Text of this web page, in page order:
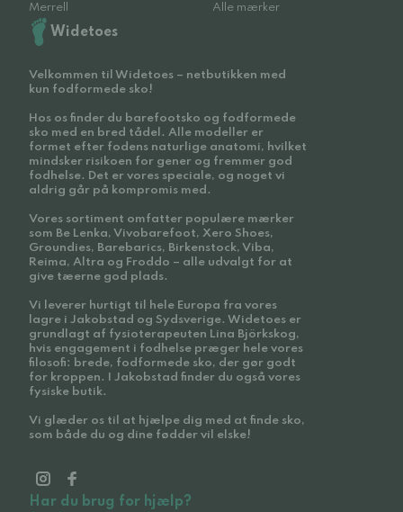
Merrell
Alle mærker
Widetoes
Velkommen til Widetoes – netbutikken med
kun fodformede sko!
Hos os finder du barefootsko og fodformede
sko med en bred tådel. Alle modeller er
formet efter fodens naturlige anatomi, hvilket
mindsker risikoen for gener og fremmer god
fodhelse. Det er vores speciale, og noget vi
aldrig går på kompromis med.
Vores sortiment omfatter populære mærker
som Be Lenka, Vivobarefoot, Xero Shoes,
Groundies, Barebarics, Birkenstock, Viba,
Reima, Altra og Froddo – alle udvalgt for at
give tæerne god plads.
Vi leverer hurtigt til hele Europa fra vores
lagre i Jakobstad og Sydsverige. Widetoes er
grundlagt af fysioterapeuten Lina Björkskog,
hvis engagement i fodhelse præger hele vores
filosofi: brede, fodformede sko, der gør godt
for kroppen. I Jakobstad finder du også vores
fysiske butik.
Vi glæder os til at hjælpe dig med at finde sko,
som både du og dine fødder vil elske!
Har du brug for hjælp?